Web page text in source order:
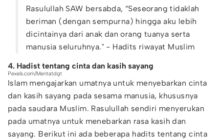
Rasulullah SAW bersabda, “Seseorang tidaklah
beriman (dengan sempurna) hingga aku lebih
dicintainya dari anak dan orang tuanya serta
manusia seluruhnya." - Hadits riwayat Muslim
4. Hadist tentang cinta dan kasih sayang
Pexels.com/Mentatdgt
Islam mengajarkan umatnya untuk menyebarkan cinta
dan kasih sayang pada sesama manusia, khususnya
pada saudara Muslim. Rasulullah sendiri menyerukan
pada umatnya untuk menebarkan rasa kasih dan
sayang. Berikut ini ada beberapa hadits tentang cinta